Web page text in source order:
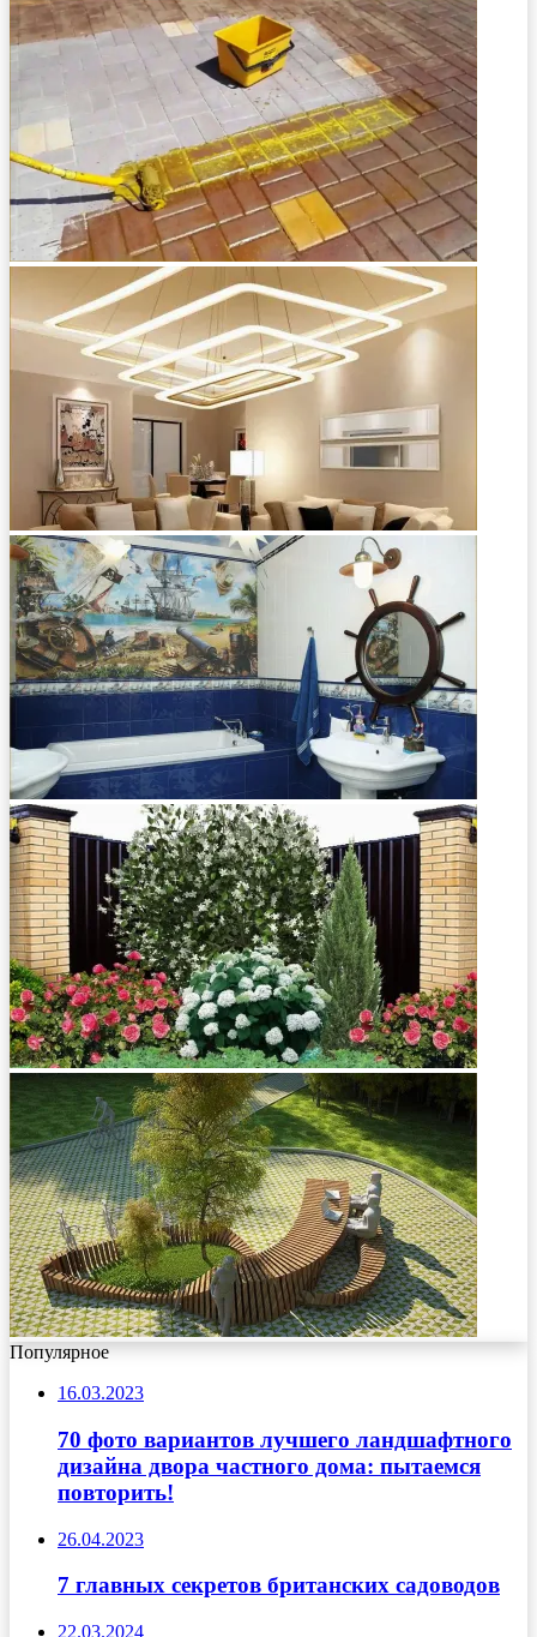
Популярное
16.03.2023
70 фото вариантов лучшего ландшафтного
дизайна двора частного дома: пытаемся
повторить!
26.04.2023
7 главных секретов британских садоводов
22.03.2024